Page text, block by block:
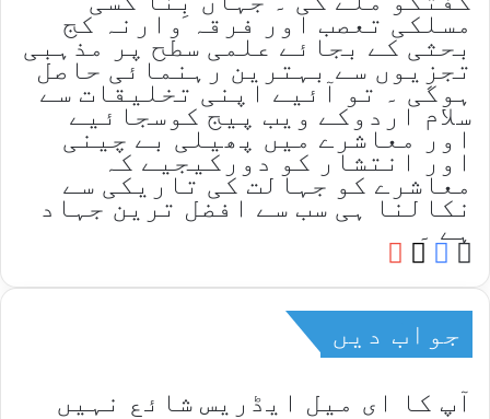
مسلکی تعصب اور فرقہ وارنہ کج
بحثی کے بجائے علمی سطح پر مذہبی
تجزیوں سے بہترین رہنمائی حاصل
ہوگی ۔ تو آئیے اپنی تخلیقات سے
سلام اردوکے ویب پیج کوسجائیے
اور معاشرے میں پھیلی بے چینی
اور انتشار کو دورکیجیے کہ
معاشرے کو جہالت کی تاریکی سے
نکالنا ہی سب سے افضل ترین جہاد
ہے ۔
Website
Facebook
X
جواب دیں
آپ کا ای میل ایڈریس شائع نہیں